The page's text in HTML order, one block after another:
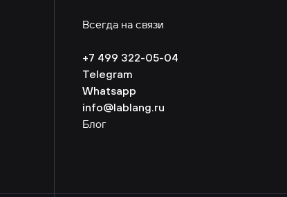
Всегда на связи
+7 499 322-05-04
Telegram
Whatsapp
info@lablang.ru
Блог